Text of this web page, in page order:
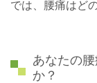
では、腰痛はど
あなたの
か？